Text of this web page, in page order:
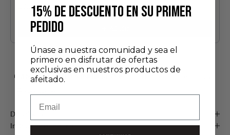
Edición Descubrimiento
24,00 €
ENVÍO GRATUITO A PARTIR DE 75 €*
Descripción
Instrucciones de uso
15% DE DESCUENTO EN SU PRIMER
PEDIDO
Únase a nuestra comunidad y sea el
primero en disfrutar de ofertas
exclusivas en nuestros productos de
afeitado.